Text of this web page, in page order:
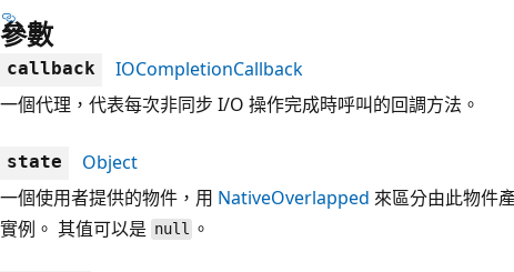
參數
callback
IOCompletionCallback
一個代理，代表每次非同步 I/O 操作完成時呼叫的回調方法。
state
Object
一個使用者提供的物件，用 NativeOverlapped 來區分由此物件
實例。 其值可以是 null 。